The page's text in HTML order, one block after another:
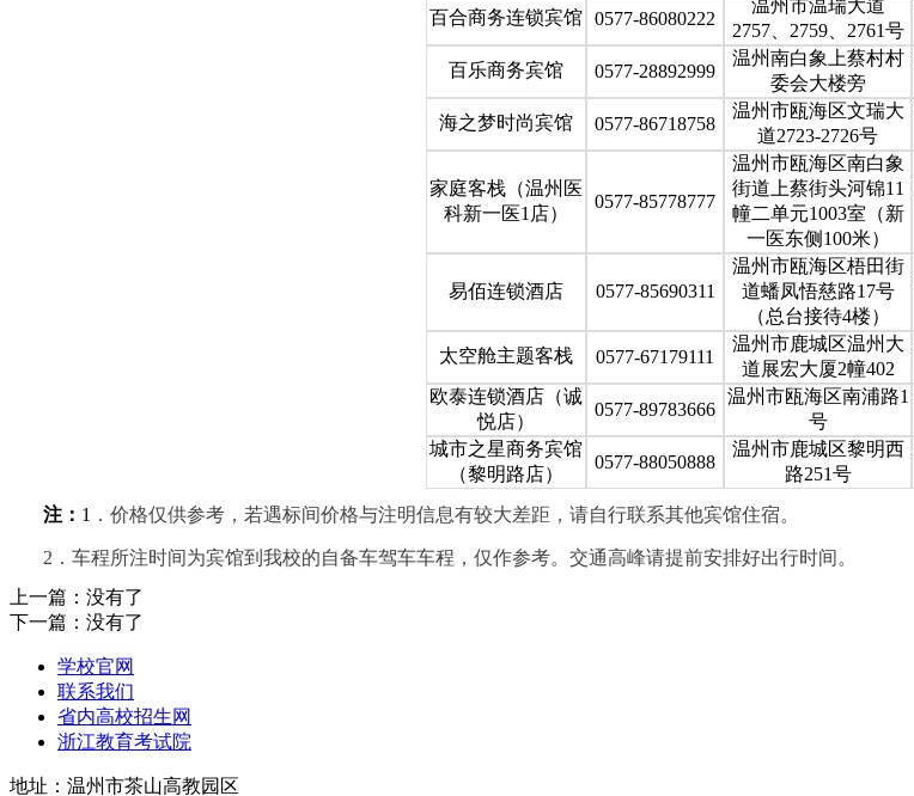
百合商务连锁宾馆 0577-86080222
温州市温瑞大道
2757、2759、2761号
百乐商务宾馆
0577-28892999
温州南白象上蔡村村
委会大楼旁
海之梦时尚宾馆
0577-86718758
温州市瓯海区文瑞大
道2723-2726号
家庭客栈（温州医
科新一医1店）
0577-85778777
温州市瓯海区南白象
街道上蔡街头河锦11
幢二单元1003室（新
一医东侧100米）
易佰连锁酒店 0577-85690311
温州市瓯海区梧田街
道蟠凤悟慈路17号
（总台接待4楼）
太空舱主题客栈 0577-67179111
温州市鹿城区温州大
道展宏大厦2幢402
欧泰连锁酒店（诚
悦店）
0577-89783666
温州市瓯海区南浦路1
号
城市之星商务宾馆
（黎明路店）
0577-88050888
温州市鹿城区黎明西
路251号
注： 1 ．价格仅供参考，若遇标间价格与注明信息有较大差距，请自行联系其他宾馆住宿。
2 ．车程所注时间为宾馆到我校的自备车驾车车程，仅作参考。交通高峰请提前安排好出行时间。
上一篇： 没有了
下一篇： 没有了
学校官网
联系我们
省内高校招生网
浙江教育考试院
地址：温州市茶山高教园区